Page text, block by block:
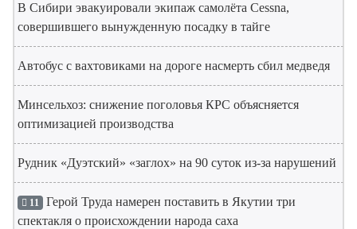
В Сибири эвакуировали экипаж самолёта Cessna,
совершившего вынужденную посадку в тайге
Автобус с вахтовиками на дороге насмерть сбил медведя
Минсельхоз: снижение поголовья КРС объясняется
оптимизацией производства
Рудник «Дуэтский» «заглох» на 90 суток из-за нарушений
11 Герой Труда намерен поставить в Якутии три
спектакля о происхождении народа саха